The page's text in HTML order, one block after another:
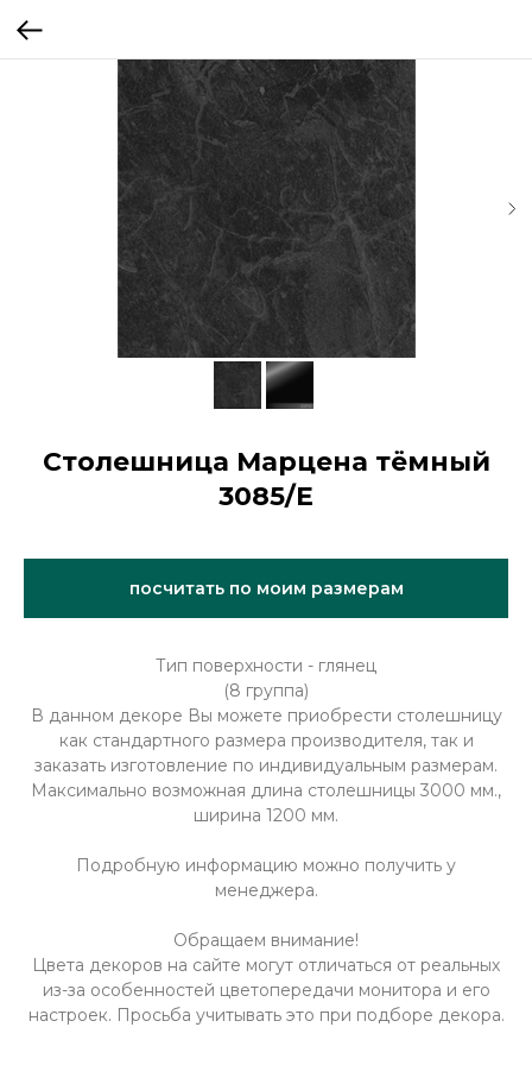
Столешница Марцена тёмный
3085/Е
посчитать по моим размерам
Тип поверхности - глянец
(8 группа)
В данном декоре Вы можете приобрести столешницу
как стандартного размера производителя, так и
заказать изготовление по индивидуальным размерам.
Максимально возможная длина столешницы 3000 мм.,
ширина 1200 мм.
Подробную информацию можно получить у
менеджера.
Обращаем внимание!
Цвета декоров на сайте могут отличаться от реальных
из-за особенностей цветопередачи монитора и его
настроек. Просьба учитывать это при подборе декора.